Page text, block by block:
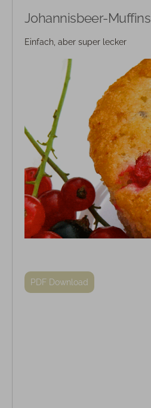
Johannisbeer-Muffins
Einfach, aber super lecker
PDF Download